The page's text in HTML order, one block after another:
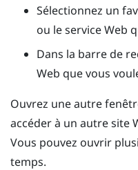
Sélectionnez un
ou le service Web
Dans la barre de
Web que vous
Ouvrez une autre
accéder à un autre site
Vous pouvez ouvrir
temps.